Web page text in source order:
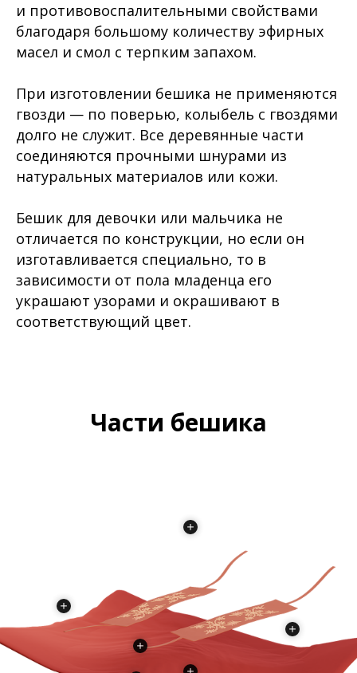
и противовоспалительными свойствами
благодаря большому количеству эфирных
масел и смол с терпким запахом.
При изготовлении бешика не применяются
гвозди — по поверью, колыбель с гвоздями
долго не служит. Все деревянные части
соединяются прочными шнурами из
натуральных материалов или кожи.
Бешик для девочки или мальчика не
отличается по конструкции, но если он
изготавливается специально, то в
зависимости от пола младенца его
украшают узорами и окрашивают в
соответствующий цвет.
Части бешика